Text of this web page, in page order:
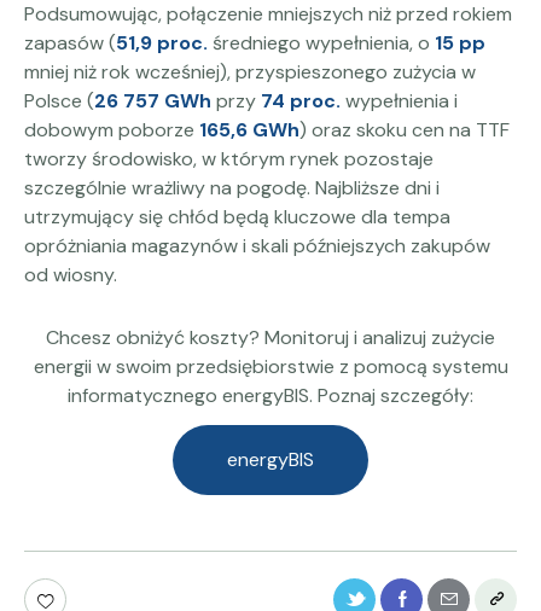
Podsumowując, połączenie mniejszych niż przed rokiem
zapasów (51,9 proc. średniego wypełnienia, o 15 pp
mniej niż rok wcześniej), przyspieszonego zużycia w
Polsce (26 757 GWh przy 74 proc. wypełnienia i
dobowym poborze 165,6 GWh) oraz skoku cen na TTF
tworzy środowisko, w którym rynek pozostaje
szczególnie wrażliwy na pogodę. Najbliższe dni i
utrzymujący się chłód będą kluczowe dla tempa
opróżniania magazynów i skali późniejszych zakupów
od wiosny.
Chcesz obniżyć koszty? Monitoruj i analizuj zużycie
energii w swoim przedsiębiorstwie z pomocą systemu
informatycznego energyBIS. Poznaj szczegóły:
energyBIS